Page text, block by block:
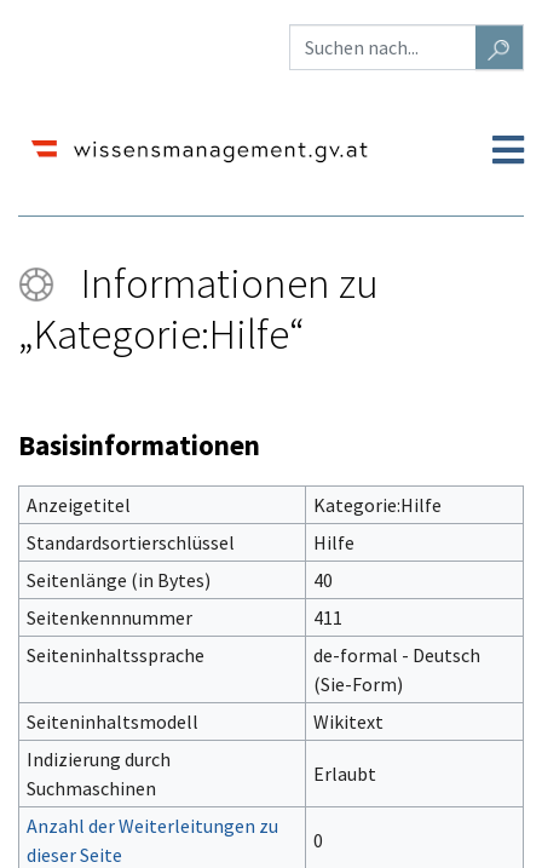
Informationen zu
„Kategorie:Hilfe“
Wechseln zu: Navigation
Basisinformationen
Anzeigetitel
Kategorie:Hilfe
Standardsortierschlüssel
Hilfe
Seitenlänge (in Bytes)
40
Seitenkennnummer
411
Seiteninhaltssprache
de-formal - Deutsch
(Sie-Form)‎
Seiteninhaltsmodell
Wikitext
Indizierung durch
Suchmaschinen
Erlaubt
Anzahl der Weiterleitungen zu
dieser Seite
0